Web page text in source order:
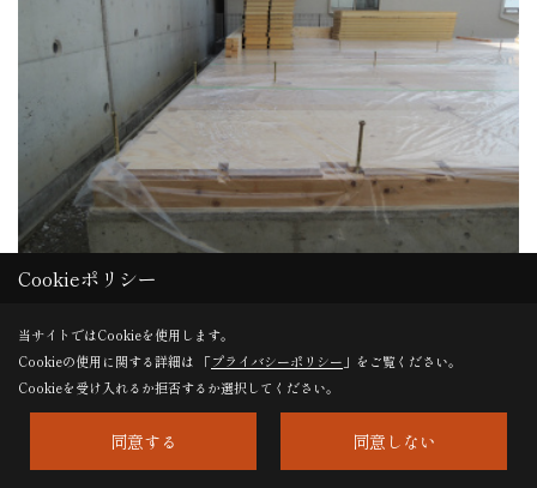
週明けの棟上げに備えて、土台敷きから床合板貼り。予定し
ていた週末の棟上げは、週明けに。それまで土台も雨養生で
Cookieポリシー
当サイトではCookieを使用します。
Cookieの使用に関する詳細は 「プライバシーポリシー 」をご覧ください。
Cookieを受け入れるか拒否するか選択してください。
同意する 同意しない